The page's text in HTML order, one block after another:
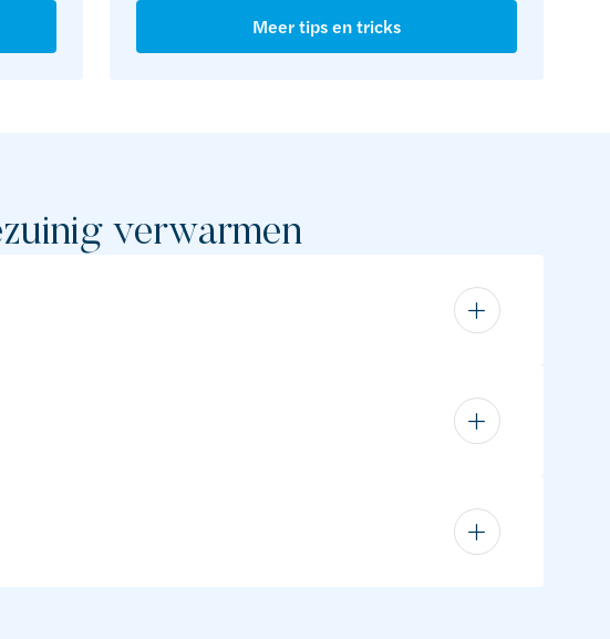
Meer tips en tricks
verwarmen